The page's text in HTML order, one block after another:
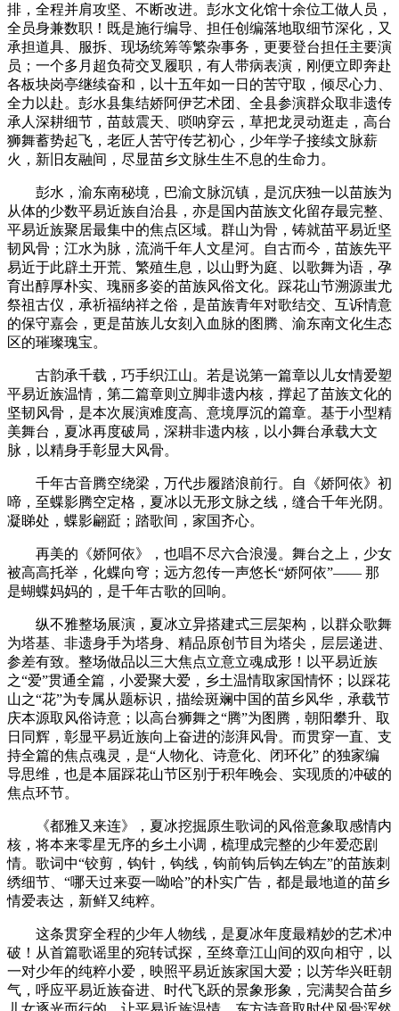
排，全程并肩攻坚、不断改进。彭水文化馆十余位工做人员，
全员身兼数职！既是施行编导、担任创编落地取细节深化，又
承担道具、服拆、现场统筹等繁杂事务，更要登台担任主要演
员；一个多月超负荷交叉履职，有人带病表演，刚便立即奔赴
各板块岗亭继续奋和，以十五年如一日的苦守取，倾尽心力、
全力以赴。彭水县集结娇阿伊艺术团、全县参演群众取非遗传
承人深耕细节，苗鼓震天、唢呐穿云，草把龙灵动逛走，高台
狮舞蓄势起飞，老匠人苦守传艺初心，少年学子接续文脉薪
火，新旧友融间，尽显苗乡文脉生生不息的生命力。
彭水，渝东南秘境，巴渝文脉沉镇，是沉庆独一以苗族为
从体的少数平易近族自治县，亦是国内苗族文化留存最完整、
平易近族聚居最集中的焦点区域。群山为骨，铸就苗平易近坚
韧风骨；江水为脉，流淌千年人文星河。自古而今，苗族先平
易近于此辟土开荒、繁殖生息，以山野为庭、以歌舞为语，孕
育出醇厚朴实、瑰丽多姿的苗族风俗文化。踩花山节溯源蚩尤
祭祖古仪，承祈福纳祥之俗，是苗族青年对歌结交、互诉情意
的保守嘉会，更是苗族儿女刻入血脉的图腾、渝东南文化生态
区的璀璨瑰宝。
古韵承千载，巧手织江山。若是说第一篇章以儿女情爱塑
平易近族温情，第二篇章则立脚非遗内核，撑起了苗族文化的
坚韧风骨，是本次展演难度高、意境厚沉的篇章。基于小型精
美舞台，夏冰再度破局，深耕非遗内核，以小舞台承载大文
脉，以精身手彰显大风骨。
千年古音腾空绕梁，万代步履踏浪前行。自《娇阿依》初
啼，至蝶影腾空定格，夏冰以无形文脉之线，缝合千年光阴。
凝睇处，蝶影翩跹；踏歌间，家国齐心。
再美的《娇阿依》，也唱不尽六合浪漫。舞台之上，少女
被高高托举，化蝶向穹；远方忽传一声悠长“娇阿依”—— 那
是蝴蝶妈妈的，是千年古歌的回响。
纵不雅整场展演，夏冰立异搭建式三层架构，以群众歌舞
为塔基、非遗身手为塔身、精品原创节目为塔尖，层层递进、
参差有致。整场做品以三大焦点立意立魂成形！以平易近族
之“爱”贯通全篇，小爱聚大爱，乡土温情取家国情怀；以踩花
山之“花”为专属从题标识，描绘斑斓中国的苗乡风华，承载节
庆本源取风俗诗意；以高台狮舞之“腾”为图腾，朝阳攀升、取
日同辉，彰显平易近族向上奋进的澎湃风骨。而贯穿一直、支
持全篇的焦点魂灵，是“人物化、诗意化、闭环化” 的独家编
导思维，也是本届踩花山节区别于积年晚会、实现质的冲破的
焦点环节。
《都雅又来连》，夏冰挖掘原生歌词的风俗意象取感情内
核，将本来零星无序的乡土小调，梳理成完整的少年爱恋剧
情。歌词中“铰剪，钩针，钩线，钩前钩后钩左钩左”的苗族刺
绣细节、“哪天过来耍一呦哈”的朴实广告，都是最地道的苗乡
情爱表达，新鲜又纯粹。
这条贯穿全程的少年人物线，是夏冰年度最精妙的艺术冲
破！从首篇歌谣里的宛转试探，至终章江山间的双向相守，以
一对少年的纯粹小爱，映照平易近族家国大爱；以芳华兴旺朝
气，呼应平易近族奋进、时代飞跃的景象形象，完满契合苗乡